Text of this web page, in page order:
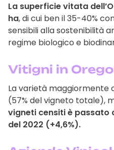
La superficie vitata
ha, di cui ben il 35-40%
sensibili alla sostenibilità
regime biologico e
Vitigni in
La varietà maggiormente
(57% del vigneto totale),
vigneti censiti è passato
del 2022 (+4,6%).